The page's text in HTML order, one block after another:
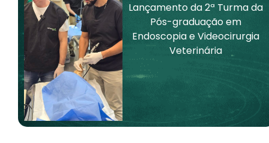
Lançamento da 2ª Turma da
Pós-graduação em
Endoscopia e Videocirurgia
Veterinária